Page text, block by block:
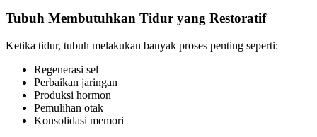
Tubuh Membutuhkan Tidur yang Restoratif
Ketika tidur, tubuh melakukan banyak proses penting seperti:
Regenerasi sel
Perbaikan jaringan
Produksi hormon
Pemulihan otak
Konsolidasi memori